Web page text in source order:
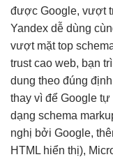
được Google, vượt
Yandex dễ dùng
vượt mặt top
trust cao web, bạn
dung theo đúng
thay vì để Google
dạng schema
nghị bởi Google,
HTML hiển thị),